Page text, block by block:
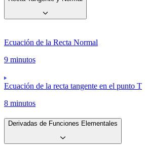
Ecuación de la Recta Normal
9 minutos
Ecuación de la recta tangente en el punto T
8 minutos
Derivadas de Funciones Elementales